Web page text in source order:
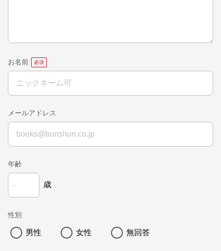
お名前
メールアドレス
年齢
歳
性別
男性 女性 無回答